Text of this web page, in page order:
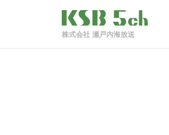
株式会社 瀬戸内海放送